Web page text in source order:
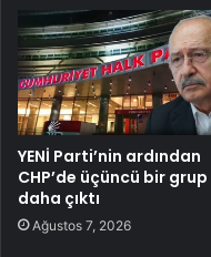
YENİ Parti’nin ardından
CHP’de üçüncü bir grup
daha çıktı
Ağustos 7, 2026